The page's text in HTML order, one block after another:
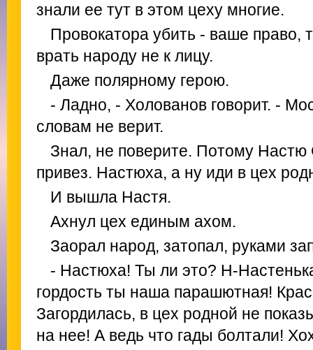
знали ее тут в этом цеху многие.
Провокатора убить - ваше право,
врать народу не к лицу.
Даже полярному герою.
- Ладно, - Холованов говорит. -
словам не верит.
Знал, не поверите. Потому Настю
привез. Настюха, а ну иди в цех
И вышла Настя.
Ахнул цех единым ахом.
Заорал народ, затопал, руками
- Настюха! Ты ли это? Н-
гордость ты наша парашютная!
Загордилась, в цех родной не
на нее! А ведь что гады болтали!